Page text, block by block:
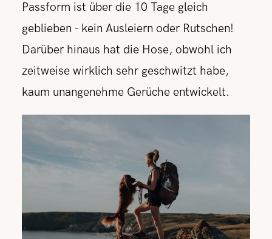
Passform ist über die 10 Tage gleich
geblieben - kein Ausleiern oder Rutschen!
Darüber hinaus hat die Hose, obwohl ich
zeitweise wirklich sehr geschwitzt habe,
kaum unangenehme Gerüche entwickelt.